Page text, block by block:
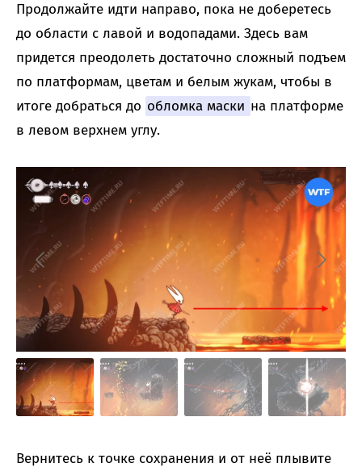
Продолжайте идти направо, пока не доберетесь
до области с лавой и водопадами. Здесь вам
придется преодолеть достаточно сложный подъем
по платформам, цветам и белым жукам, чтобы в
итоге добраться до обломка маски на платформе
в левом верхнем углу.
Вернитесь к точке сохранения и от неё плывите